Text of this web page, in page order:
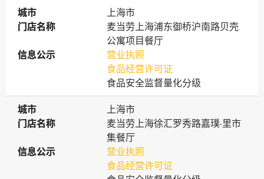
城市
城市
上海市
门店名称
门店名称
麦当劳上海浦东御桥沪南路贝壳
公寓项目餐厅
信息公示
信息公示
营业执照
食品经营许可证
食品安全监督量化分级
城市
城市
上海市
门店名称
门店名称
麦当劳上海徐汇罗秀路嘉璞·里市
集餐厅
信息公示
信息公示
营业执照
食品经营许可证